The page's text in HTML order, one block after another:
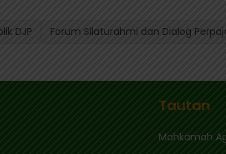
DJP Forum Silaturahmi dan Dialog
Tautan
Mahkamah